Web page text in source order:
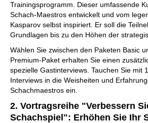
Trainingsprogramm. Dieser umfassende
Schach-Maestros entwickelt und vom
Kasparov selbst inspiriert. Er soll die
Grundlagen bis zu den Höhen der
Wählen Sie zwischen den Paketen Basic
Premium-Paket erhalten Sie einen
spezielle Gastinterviews. Tauchen Sie mit
Interviews in die Weisheiten und
Schachmaestros ein.
2. Vortragsreihe "Verbessern
Schachspiel": Erhöhen Sie Ihr